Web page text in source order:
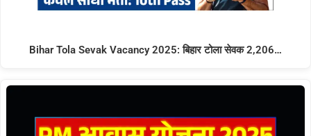
Bihar Tola Sevak Vacancy 2025: बिहार टोला सेवक 2,206…